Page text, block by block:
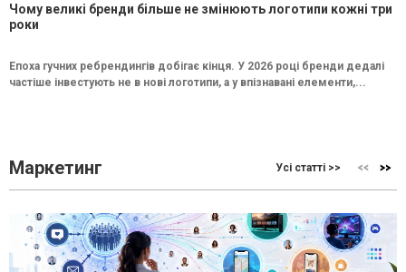
Чому великі бренди більше не змінюють логотипи кожні три
роки
Епоха гучних ребрендингів добігає кінця. У 2026 році бренди дедалі
частіше інвестують не в нові логотипи, а у впізнавані елементи,...
Маркетинг Усі статті >>